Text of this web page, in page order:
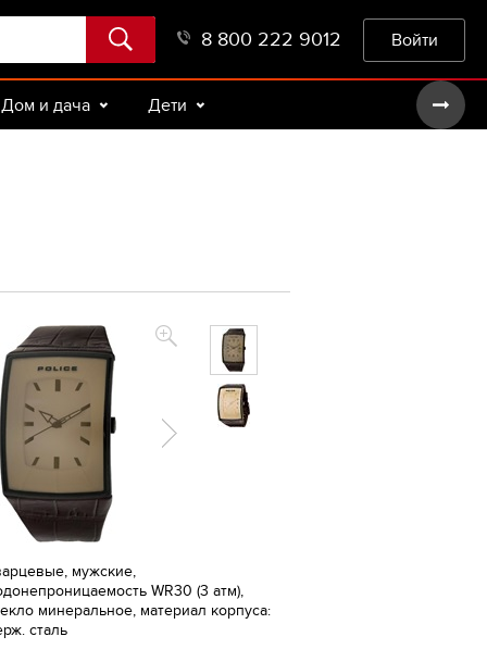
8 800 222 9012 Войти
Дом и дача Дети
мужские,
WR30 (3 атм),
минеральное, материал корпуса:
сталь